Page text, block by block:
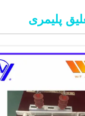
پلیمری